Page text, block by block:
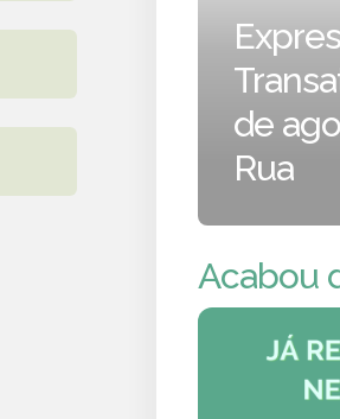
de
Rua
Acabou